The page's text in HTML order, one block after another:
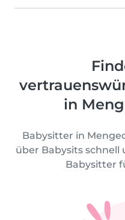
in
Babysitter in
über Babysits
Babysitter